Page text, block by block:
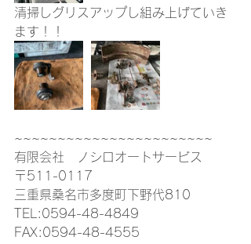
清掃しグリスアップし組み上げていき
ます！！
~~~~~~~~~~~~~~~~~~~~~~~
有限会社　ノシロオートサービス
〒511-0117
三重県桑名市多度町下野代810
TEL:0594-48-4849
FAX:0594-48-4555